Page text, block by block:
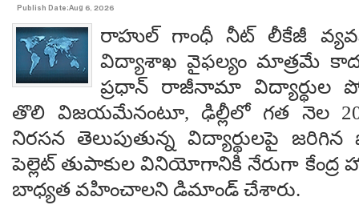
Publish Date:Aug 6, 2026
రాహుల్ గాంధీ నీట్ లీకేజీ
విద్యాశాఖ వైఫల్యం మాత్రమే
ప్రధాన్ రాజీనామా విద్యార్థుల
తొలి విజయమేనంటూ, ఢిల్లీలో గత నెల
నిరసన తెలుపుతున్న విద్యార్థులపై
పెల్లెట్ తుపాకుల వినియోగానికి నేరుగా
బాధ్యత వహించాలని డిమాండ్ చేశారు.